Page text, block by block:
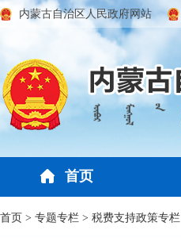
内蒙古自治区人民政府网站
首页
首页 > 专题专栏 > 税费支持政策专栏